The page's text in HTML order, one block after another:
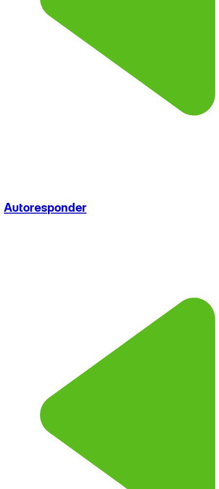
Autoresponder